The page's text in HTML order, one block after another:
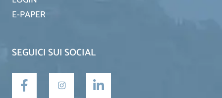
E-PAPER
SEGUICI SUI SOCIAL